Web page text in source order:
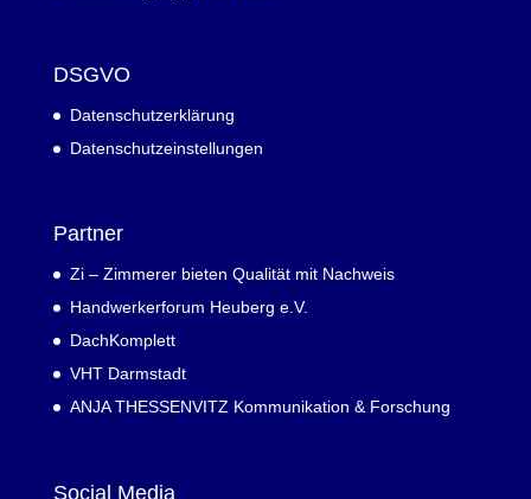
DSGVO
Datenschutzerklärung
Datenschutzeinstellungen
Partner
Zi – Zimmerer bieten Qualität mit Nachweis
Handwerkerforum Heuberg e.V.
DachKomplett
VHT Darmstadt
ANJA THESSENVITZ Kommunikation & Forschung
Social Media